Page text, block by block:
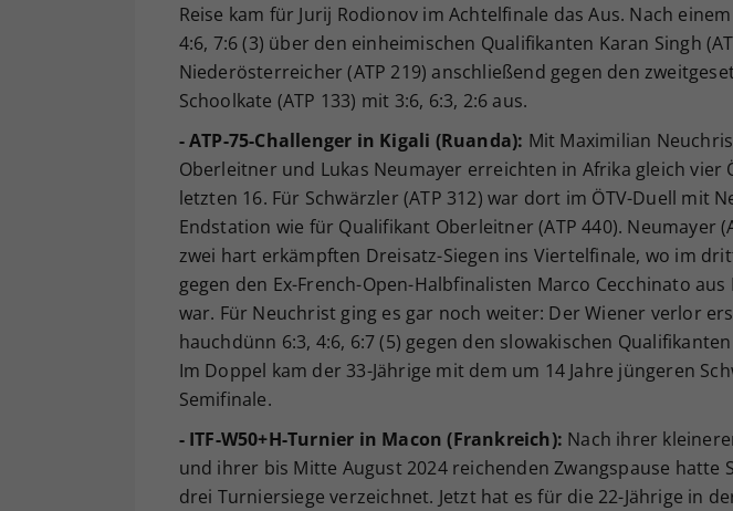
Reise kam für Jurij Rodionov im Achtelfinale das Aus. Nach
4:6, 7:6 (3) über den einheimischen Qualifikanten Karan Singh
Niederösterreicher (ATP 219) anschließend gegen den
Schoolkate (ATP 133) mit 3:6, 6:3, 2:6 aus.
- ATP-75-Challenger in Kigali (Ruanda): Mit Maximilian
Oberleitner und Lukas Neumayer erreichten in Afrika gleich vier
letzten 16. Für Schwärzler (ATP 312) war dort im ÖTV-Duell mit
Endstation wie für Qualifikant Oberleitner (ATP 440). Neumayer
zwei hart erkämpften Dreisatz-Siegen ins Viertelfinale, wo im
gegen den Ex-French-Open-Halbfinalisten Marco Cecchinato aus
war. Für Neuchrist ging es gar noch weiter: Der Wiener verlor
hauchdünn 6:3, 4:6, 6:7 (5) gegen den slowakischen
Im Doppel kam der 33-Jährige mit dem um 14 Jahre jüngeren
Semifinale.
- ITF-W50+H-Turnier in Macon (Frankreich): Nach ihrer
und ihrer bis Mitte August 2024 reichenden Zwangspause hatte
drei Turniersiege verzeichnet. Jetzt hat es für die 22-Jährige in